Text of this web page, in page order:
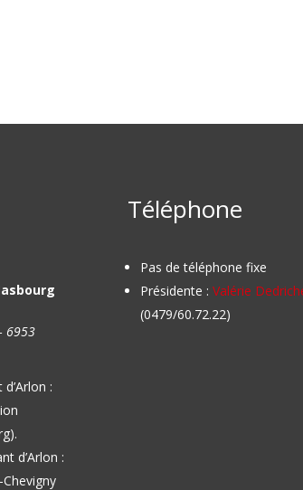
6953
:
d’Arlon :
Téléphone
Pas de téléphone fixe
Présidente : Valérie
(0479/60.72.22)